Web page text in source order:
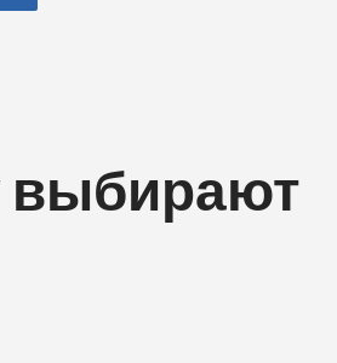
выбирают